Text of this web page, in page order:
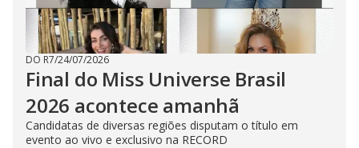
DO R7/24/07/2026
Final do Miss Universe Brasil
2026 acontece amanhã
Candidatas de diversas regiões disputam o título em
evento ao vivo e exclusivo na RECORD